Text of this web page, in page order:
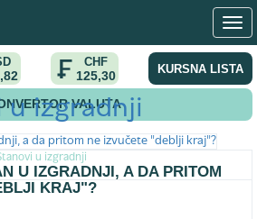
CHF
125,30 KURSNA LISTA
VALUTA
u izgradnji
u izgradnji
U IZGRADNJI, A DA PRITOM
KRAJ"?